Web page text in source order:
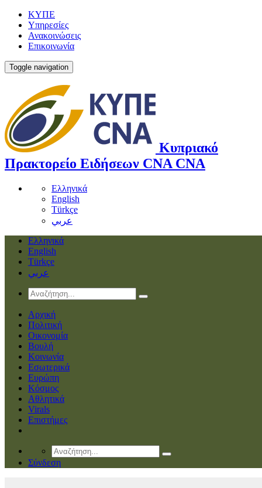
ΚΥΠΕ
Υπηρεσίες
Ανακοινώσεις
Επικοινωνία
Toggle navigation
Κυπριακό
Πρακτορείο Ειδήσεων CNA CNA
Ελληνικά
English
Türkçe
عربي
Ελληνικά
English
Türkçe
عربي
Αρχική
Πολιτική
Οικονομία
Βουλή
Κοινωνία
Εσωτερικά
Ευρώπη
Κόσμος
Αθλητικά
Virals
Επιστήμες
Σύνδεση